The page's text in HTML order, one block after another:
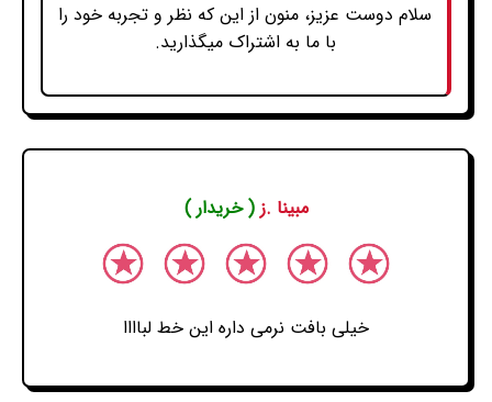
سلام دوست عزیز، منون از این که نظر و تجربه خود را
با ما به اشتراک میگذارید.
مبینا .ز( خریدار )
خیلی بافت نرمی داره این خط لباااا